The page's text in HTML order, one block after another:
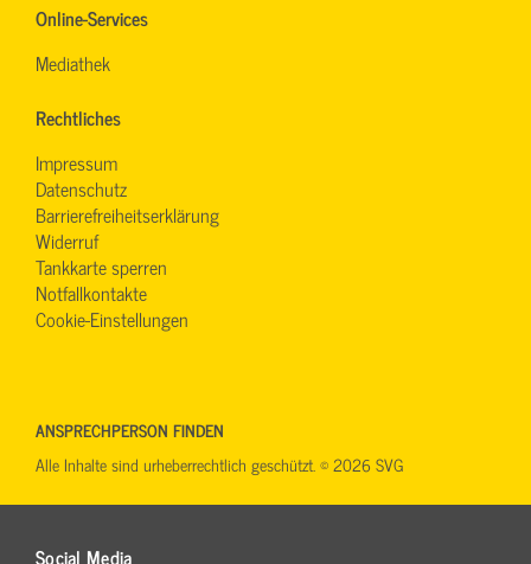
Online-Services
Mediathek
Rechtliches
Impressum
Datenschutz
Barrierefreiheitserklärung
Widerruf
Tankkarte sperren
Notfallkontakte
Cookie-Einstellungen
Social Media
ANSPRECHPERSON FINDEN
Alle Inhalte sind urheberrechtlich geschützt. © 2026 SVG